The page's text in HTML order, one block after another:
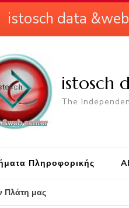
istosch
The
Πληροφορικής
Πλάτη μας
istosch data